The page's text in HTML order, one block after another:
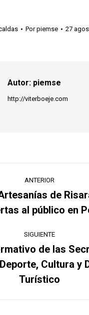
Porpiemse 27
Autor: piemse
http://viterboeje.com
ANTERIOR
anterior:
de
al público en
SIGUIENTE
Publicación
siguiente:
de las
Cultura y
Turístico